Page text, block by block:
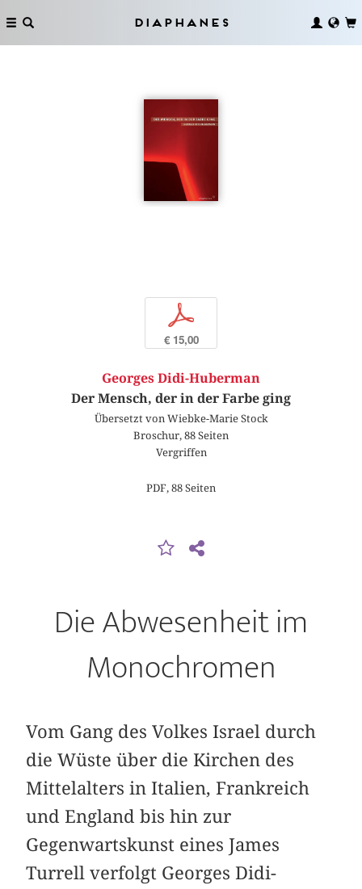
Diaphanes
p
€ 15,00
Georges Didi-Huberman
Der Mensch, der in der Farbe ging
Übersetzt von Wiebke-Marie Stock
Broschur, 88 Seiten
Vergriffen
PDF, 88 Seiten
Die Abwesenheit im
Monochromen
Vom Gang des Volkes Israel durch
die Wüste über die Kirchen des
Mittelalters in Italien, Frankreich
und England bis hin zur
Gegenwartskunst eines James
Turrell verfolgt Georges Didi-